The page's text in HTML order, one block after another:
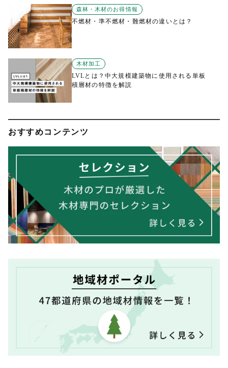
森林・木材のお得情報
不燃材・準不燃材・難燃材の違いとは？
木材加工
LVLとは？中大規模建築物に使用される単板
積層材の特徴を解説
おすすめコンテンツ